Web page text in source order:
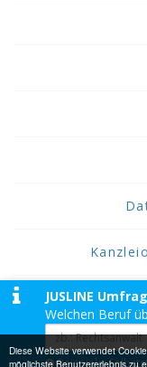
Diese Website verwendet
möglichste Benutzererlebnis zu
JUSLINE®
JUSLINE
Welchen Beruf
Beispiele: